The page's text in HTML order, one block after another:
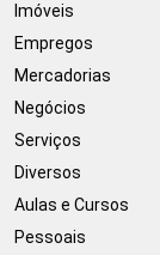
Imóveis
Empregos
Mercadorias
Negócios
Serviços
Diversos
Aulas e Cursos
Pessoais